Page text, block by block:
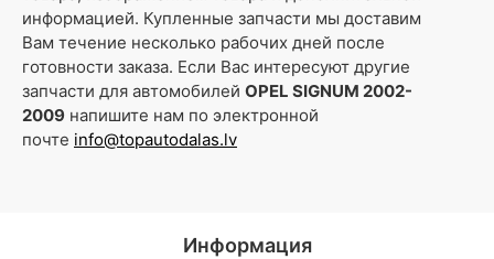
информацией. Купленные запчасти мы доставим
Вам течение несколько рабочих дней после
готовности заказа. Если Вас интересуют другие
запчасти для автомобилей OPEL SIGNUM 2002-
2009 напишите нам по электронной
почте info@topautodalas.lv
Информация